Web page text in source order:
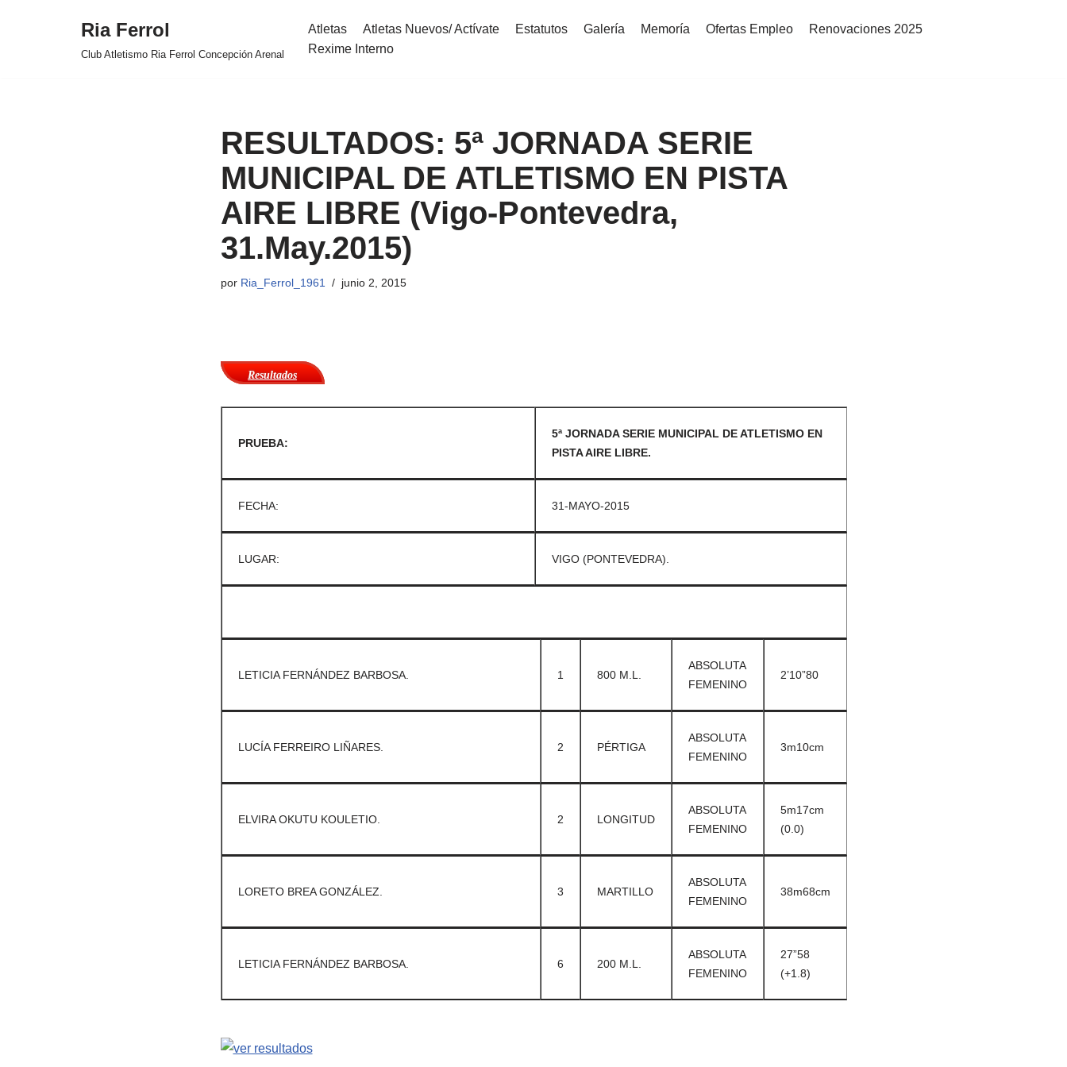
Ria Ferrol
Club Atletismo Ria Ferrol Concepción Arenal
Atletas Atletas Nuevos/ Actívate Estatutos Galería Memoría Ofertas Empleo
Renovaciones 2025
Rexime Interno
RESULTADOS: 5ª JORNADA SERIE
MUNICIPAL DE ATLETISMO EN PISTA
AIRE LIBRE (Vigo-Pontevedra,
31.May.2015)
por Ria_Ferrol_1961 junio 2, 2015
Resultados
PRUEBA:
5ª JORNADA SERIE MUNICIPAL DE ATLETISMO EN
PISTA AIRE LIBRE.
FECHA: 31-MAYO-2015
LUGAR: VIGO (PONTEVEDRA).
LETICIA FERNÁNDEZ BARBOSA. 1 800 M.L.
ABSOLUTA
FEMENINO
2’10”80
LUCÍA FERREIRO LIÑARES. 2 PÉRTIGA
ABSOLUTA
FEMENINO
3m10cm
ELVIRA OKUTU KOULETIO. 2 LONGITUD
ABSOLUTA
FEMENINO
5m17cm
(0.0)
LORETO BREA GONZÁLEZ. 3 MARTILLO
ABSOLUTA
FEMENINO
38m68cm
LETICIA FERNÁNDEZ BARBOSA. 6 200 M.L.
ABSOLUTA
FEMENINO
27”58
(+1.8)